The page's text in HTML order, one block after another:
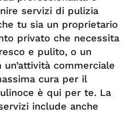
servizi di pulizia
tu sia un proprietario
privato che necessita
e pulito, o un
commerciale
cura per il
è qui per te. La
include anche